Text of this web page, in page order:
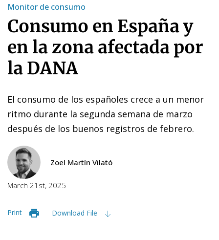
Monitor de consumo
Consumo en España y
en la zona afectada por
la DANA
El consumo de los españoles crece a un menor
ritmo durante la segunda semana de marzo
después de los buenos registros de febrero.
Zoel Martín Vilató
March 21st, 2025
Print Download File